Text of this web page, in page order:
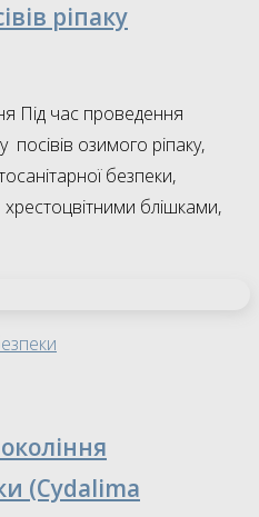
ріпаку
Під час проведення
посівів озимого ріпаку,
безпеки,
хрестоцвітними блішками,
(Cydalima